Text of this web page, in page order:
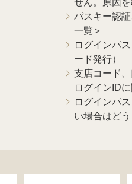
せん。原因
パスキー認
一覧＞
ログインパ
ード発行）
支店コード
ログインID
ログインパ
い場合はど